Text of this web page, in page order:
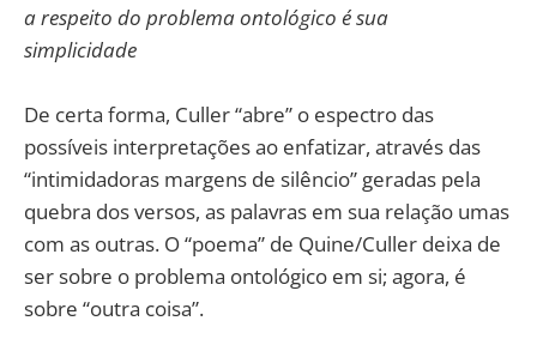
a respeito do problema ontológico é sua
simplicidade
De certa forma, Culler “abre” o espectro das
possíveis interpretações ao enfatizar, através das
“intimidadoras margens de silêncio” geradas pela
quebra dos versos, as palavras em sua relação umas
com as outras. O “poema” de Quine/Culler deixa de
ser sobre o problema ontológico em si; agora, é
sobre “outra coisa”.